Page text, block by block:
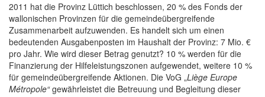
2011 hat die Provinz Lüttich beschlossen, 20 % des Fonds der
wallonischen Provinzen für die gemeindeübergreifende
Zusammenarbeit aufzuwenden. Es handelt sich um einen
bedeutenden Ausgabenposten im Haushalt der Provinz: 7 Mio. €
pro Jahr. Wie wird dieser Betrag genutzt? 10 % werden für die
Finanzierung der Hilfeleistungszonen aufgewendet, weitere 10 %
für gemeindeübergreifende Aktionen. Die VoG „Liège Europe
Métropole“gewährleistet die Betreuung und Begleitung dieser